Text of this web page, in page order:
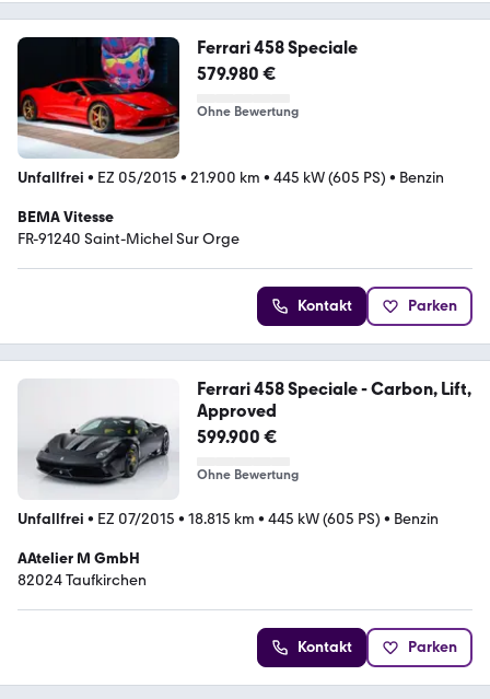
Ferrari 458 Speciale
579.980 €
Ohne Bewertung
Unfallfrei • EZ 05/2015 • 21.900 km • 445 kW (605 PS) • Benzin
BEMA Vitesse
FR-91240 Saint-Michel Sur Orge
Kontakt Parken
Ferrari 458 Speciale - Carbon, Lift,
Approved
599.900 €
Ohne Bewertung
Unfallfrei • EZ 07/2015 • 18.815 km • 445 kW (605 PS) • Benzin
AAtelier M GmbH
82024 Taufkirchen
Kontakt Parken